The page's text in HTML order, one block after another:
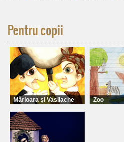
Pentru copii
Mărioara și Vasilache Zoo